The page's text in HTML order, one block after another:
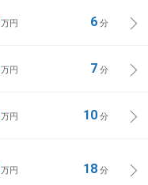
万円 6分
万円 7分
万円 10分
万円 18分